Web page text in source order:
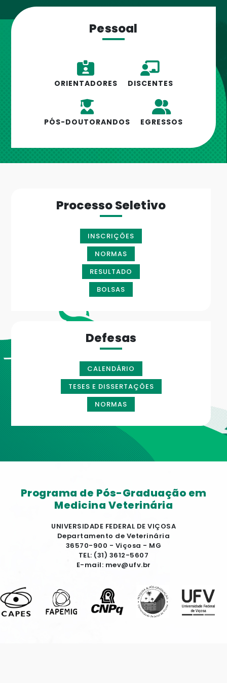
Pessoal
ORIENTADORES DISCENTES
PÓS-DOUTORANDOS EGRESSOS
Processo Seletivo
INSCRIÇÕES
NORMAS
RESULTADO
BOLSAS
Defesas
CALENDÁRIO
TESES E DISSERTAÇÕES
NORMAS
Programa de Pós-Graduação em
Medicina Veterinária
UNIVERSIDADE FEDERAL DE VIÇOSA
Departamento de Veterinária
36570-900 - Viçosa - MG
TEL: (31) 3612-5607
E-mail: mev@ufv.br